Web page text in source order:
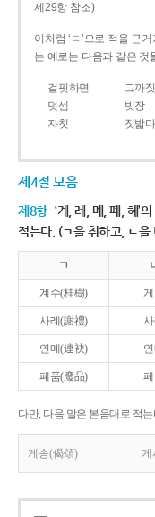
제29항 참조)
이처럼 ‘ㄷ’으로 적을 근
는 예로는 다음과 같은 것
걸핏하면 그까짓
덧셈
빗장
자칫
짓밟다
제4절 모음
제8항 ‘계, 례, 몌, 폐, 혜’의
적는다. (ㄱ을 취하고, ㄴ을
ㄱ
계수(桂樹)
사례(謝禮) 사
연몌(連袂) 연
폐품(廢品)
다만, 다음 말은 본음대로 적는
게송(偈頌) 게